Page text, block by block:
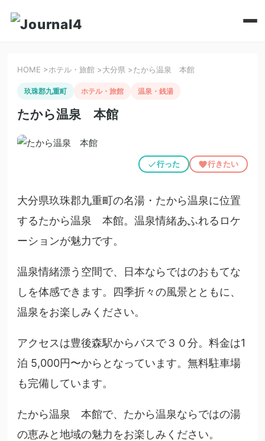
HOME >ホテル・旅館 >大分県 >たから温泉 本館
玖珠郡九重町 ホテル・旅館 温泉・銭湯
たから温泉 本館
行った 行きたい
大分県玖珠郡九重町の名湯・たから温泉に位置
するたから温泉 本館。温泉情緒あふれるロケ
ーションが魅力です。
温泉情緒漂う空間で、日本ならではのおもてな
しを体感できます。四季折々の風景とともに、
温泉をお楽しみください。
アクセスは豊後森駅からバスで３０分。料金は1
泊 5,000円〜からとなっています。無料駐車場
も完備しています。
たから温泉 本館で、たから温泉ならではの湯
の恵みと地域の魅力をお楽しみください。